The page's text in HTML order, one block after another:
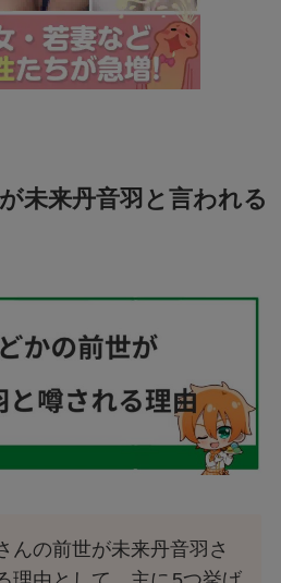
未来丹音羽と言われる
んの前世が未来丹音羽さ